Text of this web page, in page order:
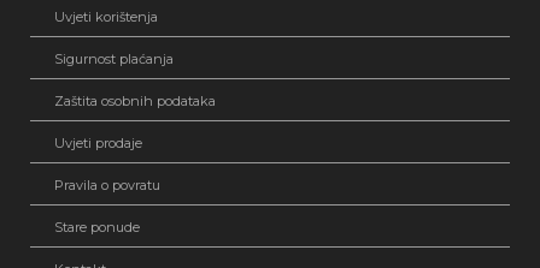
Uvjeti korištenja
Sigurnost plaćanja
Zaštita osobnih podataka
Uvjeti prodaje
Pravila o povratu
Stare ponude